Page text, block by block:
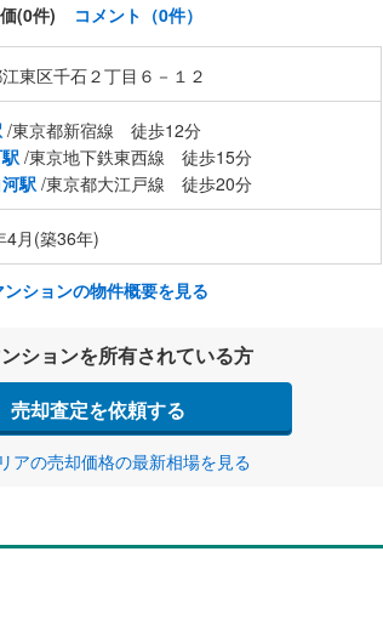
(0件) コメント（0件）
東区千石２丁目６－１２
/東京都新宿線 徒歩12分
/東京地下鉄東西線 徒歩15分
駅/東京都大江戸線 徒歩20分
4月(築36年)
ンションの物件概要を見る
ションを所有されている方
売却査定を依頼する
アの売却価格の最新相場を見る